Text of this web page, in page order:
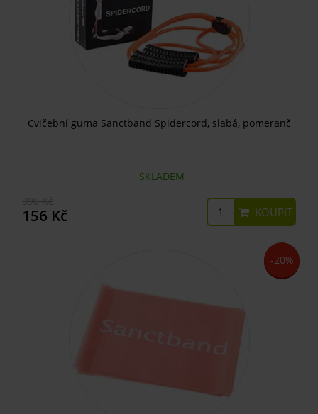
Cvičební guma Sanctband Spidercord, slabá, pomeranč
SKLADEM
156 Kč KOUPIT
-20%